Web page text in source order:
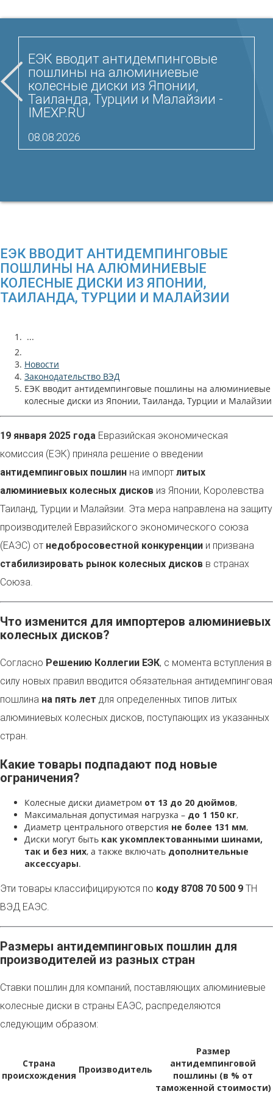
ЕЭК вводит антидемпинговые
пошлины на алюминиевые
колесные диски из Японии,
Таиланда, Турции и Малайзии -
IMEXP.RU
08.08.2026
ЕЭК ВВОДИТ АНТИДЕМПИНГОВЫЕ
ПОШЛИНЫ НА АЛЮМИНИЕВЫЕ
КОЛЕСНЫЕ ДИСКИ ИЗ ЯПОНИИ,
ТАИЛАНДА, ТУРЦИИ И МАЛАЙЗИИ
...
Новости
Законодательство ВЭД
ЕЭК вводит антидемпинговые пошлины на алюминиевые
колесные диски из Японии, Таиланда, Турции и Малайзии
19 января 2025 года Евразийская экономическая
комиссия (ЕЭК) приняла решение о введении
антидемпинговых пошлин на импорт литых
алюминиевых колесных дисков из Японии, Королевства
Таиланд, Турции и Малайзии. Эта мера направлена на защиту
производителей Евразийского экономического союза
(ЕАЭС) от недобросовестной конкуренции и призвана
стабилизировать рынок колесных дисков в странах
Союза.
Что изменится для импортеров алюминиевых
колесных дисков?
Согласно Решению Коллегии ЕЭК, с момента вступления в
силу новых правил вводится обязательная антидемпинговая
пошлина на пять лет для определенных типов литых
алюминиевых колесных дисков, поступающих из указанных
стран.
Какие товары подпадают под новые
ограничения?
Колесные диски диаметром от 13 до 20 дюймов,
Максимальная допустимая нагрузка – до 1 150 кг,
Диаметр центрального отверстия не более 131 мм,
Диски могут быть как укомплектованными шинами,
так и без них, а также включать дополнительные
аксессуары.
Эти товары классифицируются по коду 8708 70 500 9 ТН
ВЭД ЕАЭС.
Размеры антидемпинговых пошлин для
производителей из разных стран
Ставки пошлин для компаний, поставляющих алюминиевые
колесные диски в страны ЕАЭС, распределяются
следующим образом:
Страна
происхождения
Производитель
Размер
антидемпинговой
пошлины (в % от
таможенной стоимости)